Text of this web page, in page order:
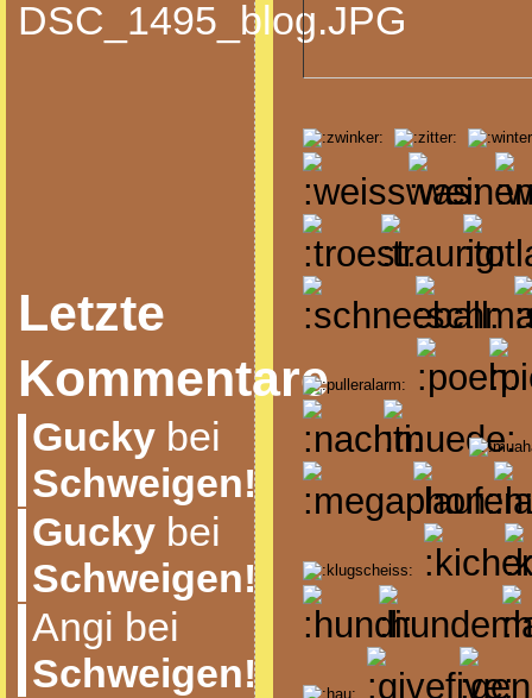
Letzte
Kommentare
Guckybei
Schweigen!
Guckybei
Schweigen!
Angi bei
Schweigen!